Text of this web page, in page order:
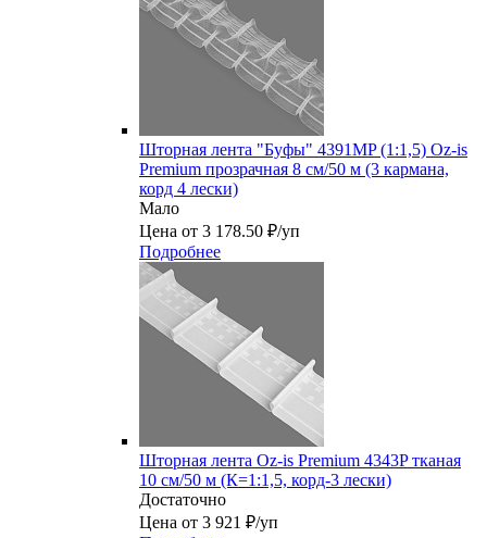
Шторная лента "Буфы" 4391MP (1:1,5) Oz-is
Premium прозрачная 8 см/50 м (3 кармана,
корд 4 лески)
Мало
Цена от 3 178.50 ₽/уп
Подробнее
Шторная лента Oz-is Premium 4343P тканая
10 см/50 м (К=1:1,5, корд-3 лески)
Достаточно
Цена от 3 921 ₽/уп